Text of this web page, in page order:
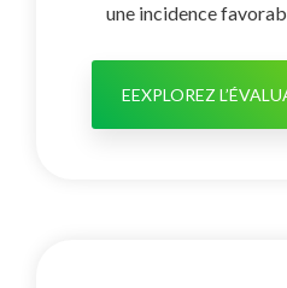
une incidence
EEXPLOREZ